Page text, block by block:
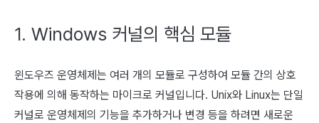
1. Windows 커널의 핵심 모듈
윈도우즈 운영체제는 여러 개의 모듈로 구성하여 모듈 간의 상호
작용에 의해 동작하는 마이크로 커널입니다. Unix와 Linux는 단일
커널로 운영체제의 기능을 추가하거나 변경 등을 하려면 새로운